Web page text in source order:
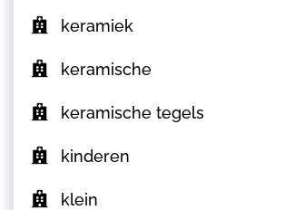
keramiek
keramische
keramische tegels
kinderen
klein